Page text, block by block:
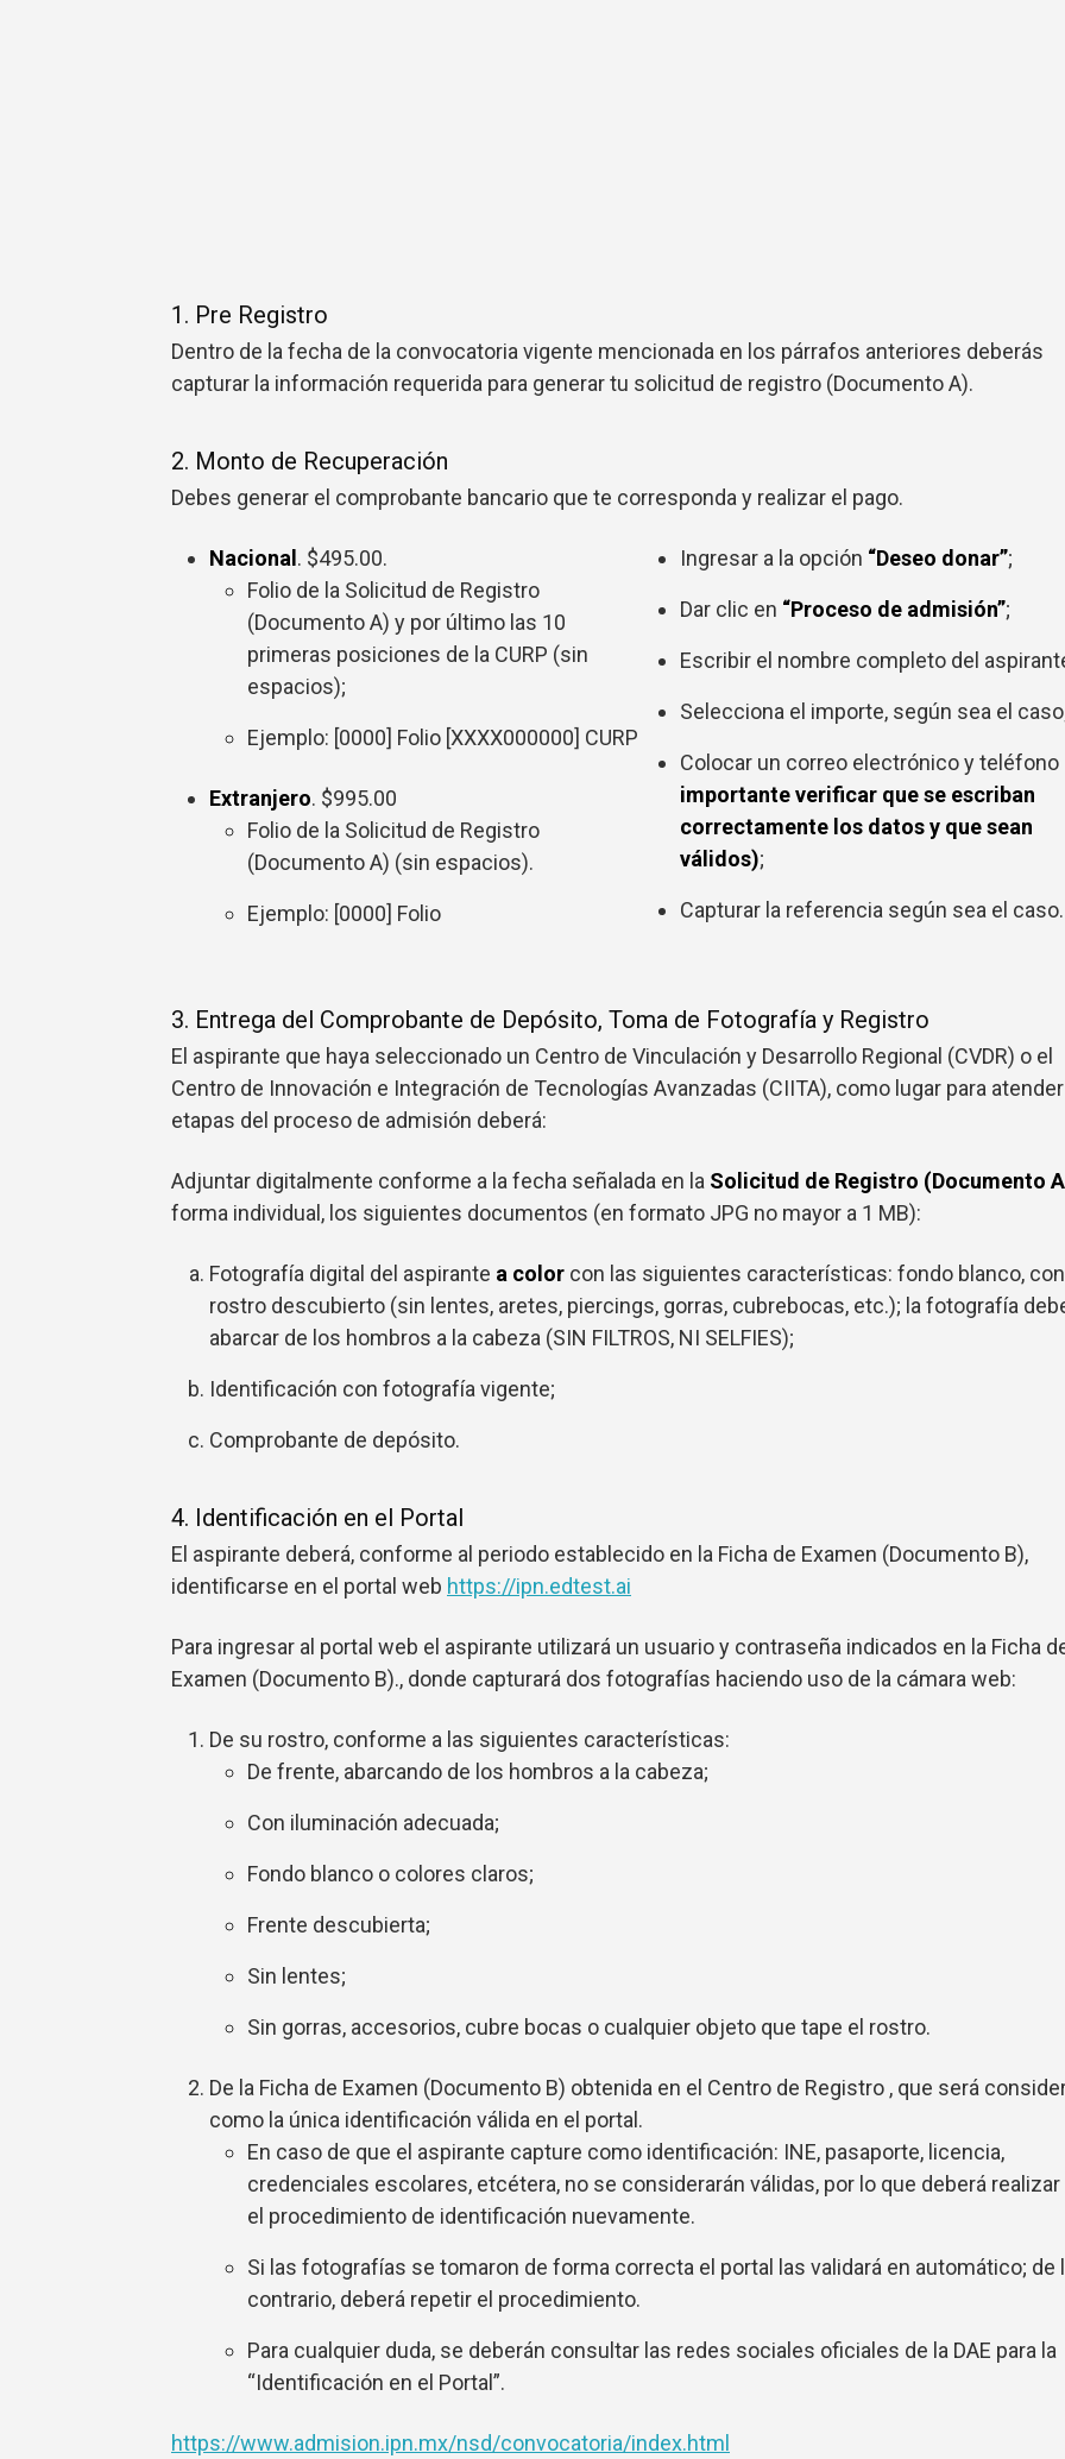
1. Pre Registro
Dentro de la fecha de la convocatoria vigente mencionada en los párrafos anteriores deberás
capturar la información requerida para generar tu solicitud de registro (Documento A).
2. Monto de Recuperación
Debes generar el comprobante bancario que te corresponda y realizar el pago.
Nacional . $495.00.
Folio de la Solicitud de Registro
(Documento A) y por último las 10
primeras posiciones de la CURP (sin
espacios);
Ejemplo: [0000] Folio [XXXX000000] CURP
Extranjero. $995.00
Folio de la Solicitud de Registro
(Documento A) (sin espacios).
Ejemplo: [0000] Folio
Ingresar a la opción “Deseo donar”;
Dar clic en “Proceso de admisión”;
Escribir el nombre completo del
Selecciona el importe, según sea el
Colocar un correo electrónico y teléfono
importante verificar que se escriban
correctamente los datos y que sean
válidos);
Capturar la referencia según sea el caso.
3. Entrega del Comprobante de Depósito, Toma de Fotografía y Registro
El aspirante que haya seleccionado un Centro de Vinculación y Desarrollo Regional (CVDR) o el
Centro de Innovación e Integración de Tecnologías Avanzadas (CIITA), como lugar para
etapas del proceso de admisión deberá:
Adjuntar digitalmente conforme a la fecha señalada en la Solicitud de Registro (Documento
forma individual, los siguientes documentos (en formato JPG no mayor a 1 MB):
Fotografía digital del aspirante a color con las siguientes características: fondo blanco, con
rostro descubierto (sin lentes, aretes, piercings, gorras, cubrebocas, etc.); la fotografía
abarcar de los hombros a la cabeza (SIN FILTROS, NI SELFIES);
Identificación con fotografía vigente;
Comprobante de depósito.
4. Identificación en el Portal
El aspirante deberá, conforme al periodo establecido en la Ficha de Examen (Documento B),
identificarse en el portal web https://ipn.edtest.ai
Para ingresar al portal web el aspirante utilizará un usuario y contraseña indicados en la Ficha
Examen (Documento B)., donde capturará dos fotografías haciendo uso de la cámara web:
De su rostro, conforme a las siguientes características:
De frente, abarcando de los hombros a la cabeza;
Con iluminación adecuada;
Fondo blanco o colores claros;
Frente descubierta;
Sin lentes;
Sin gorras, accesorios, cubre bocas o cualquier objeto que tape el rostro.
De la Ficha de Examen (Documento B) obtenida en el Centro de Registro , que será
como la única identificación válida en el portal.
En caso de que el aspirante capture como identificación: INE, pasaporte, licencia,
credenciales escolares, etcétera, no se considerarán válidas, por lo que deberá
el procedimiento de identificación nuevamente.
Si las fotografías se tomaron de forma correcta el portal las validará en automático; de
contrario, deberá repetir el procedimiento.
Para cualquier duda, se deberán consultar las redes sociales oficiales de la DAE para la
“Identificación en el Portal”.
https://www.admision.ipn.mx/nsd/convocatoria/index.html